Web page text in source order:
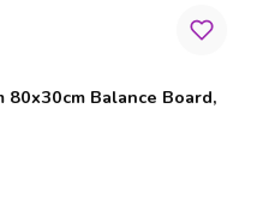
80x30cm Balance Board,